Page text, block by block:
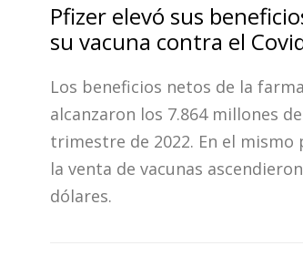
Pfizer elevó sus
su vacuna contra el
Los beneficios netos de la
alcanzaron los 7.864 millones
trimestre de 2022. En el
la venta de vacunas
dólares.